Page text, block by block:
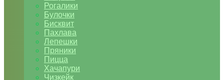
Рогалики
Булочки
Бисквит
Пахлава
Лепешки
Пряники
Пицца
Хачапури
Чизкейк